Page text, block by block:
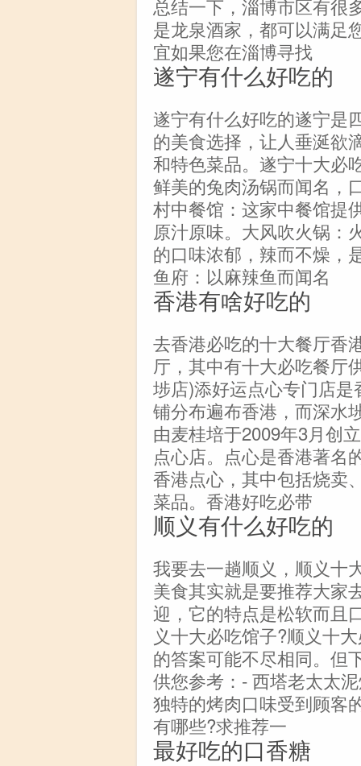
总结一下，淄博市区有很
是龙泉酒家，都可以满足
宜如果您在淄博寻找
遂宁有什么好吃的
遂宁有什么好吃的遂宁是
的美食选择，让人垂涎欲
和特色菜品。遂宁十大必
鲜美的兔肉汤锅而闻名，
村中餐馆：这家中餐馆提
原汁原味。大风吹火锅：
的口味浓郁，辣而不燥，
鱼府：以麻辣鱼而闻名
香港有啥好吃的
去香港必吃的十大餐厅香
厅，其中有十大必吃餐厅
埗店)添好运点心专门店
铺分布遍布香港，而深水
由麦桂培于2009年3月创
点心店。点心是香港著名
香港点心，其中包括烧卖
菜品。香港好吃必带
顺义有什么好吃的
我要去一趟顺义，顺义十
美食其实就是要推荐大家
迎，它的特点是松软而且
义十大必吃馆子?顺义十
的答案可能不尽相同。但
供您参考：- 西塔老太太
独特的烤肉口味受到顾客
有哪些?求推荐一
最好吃的口香糖